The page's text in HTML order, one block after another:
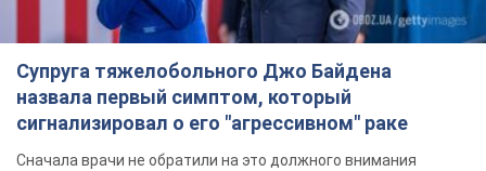
Супруга тяжелобольного Джо Байдена
назвала первый симптом, который
сигнализировал о его "агрессивном" раке
Сначала врачи не обратили на это должного внимания